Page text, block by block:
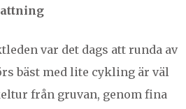
var det dags att run­da av
bäst med lite cyk­ling är väl
från gru­van, genom fina